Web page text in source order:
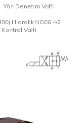
Yön Denetim Valfi
Hidrolik NG06 4/2
Kontrol Valfi